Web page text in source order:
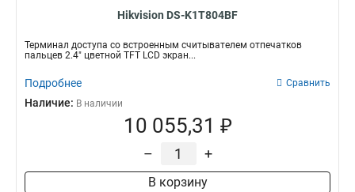
Hikvision DS-K1T804BF
Терминал доступа со встроенным считывателем отпечатков
пальцев 2.4" цветной TFT LCD экран...
Подробнее Сравнить
Наличие: В наличии
10 055,31 ₽
– +
В корзину